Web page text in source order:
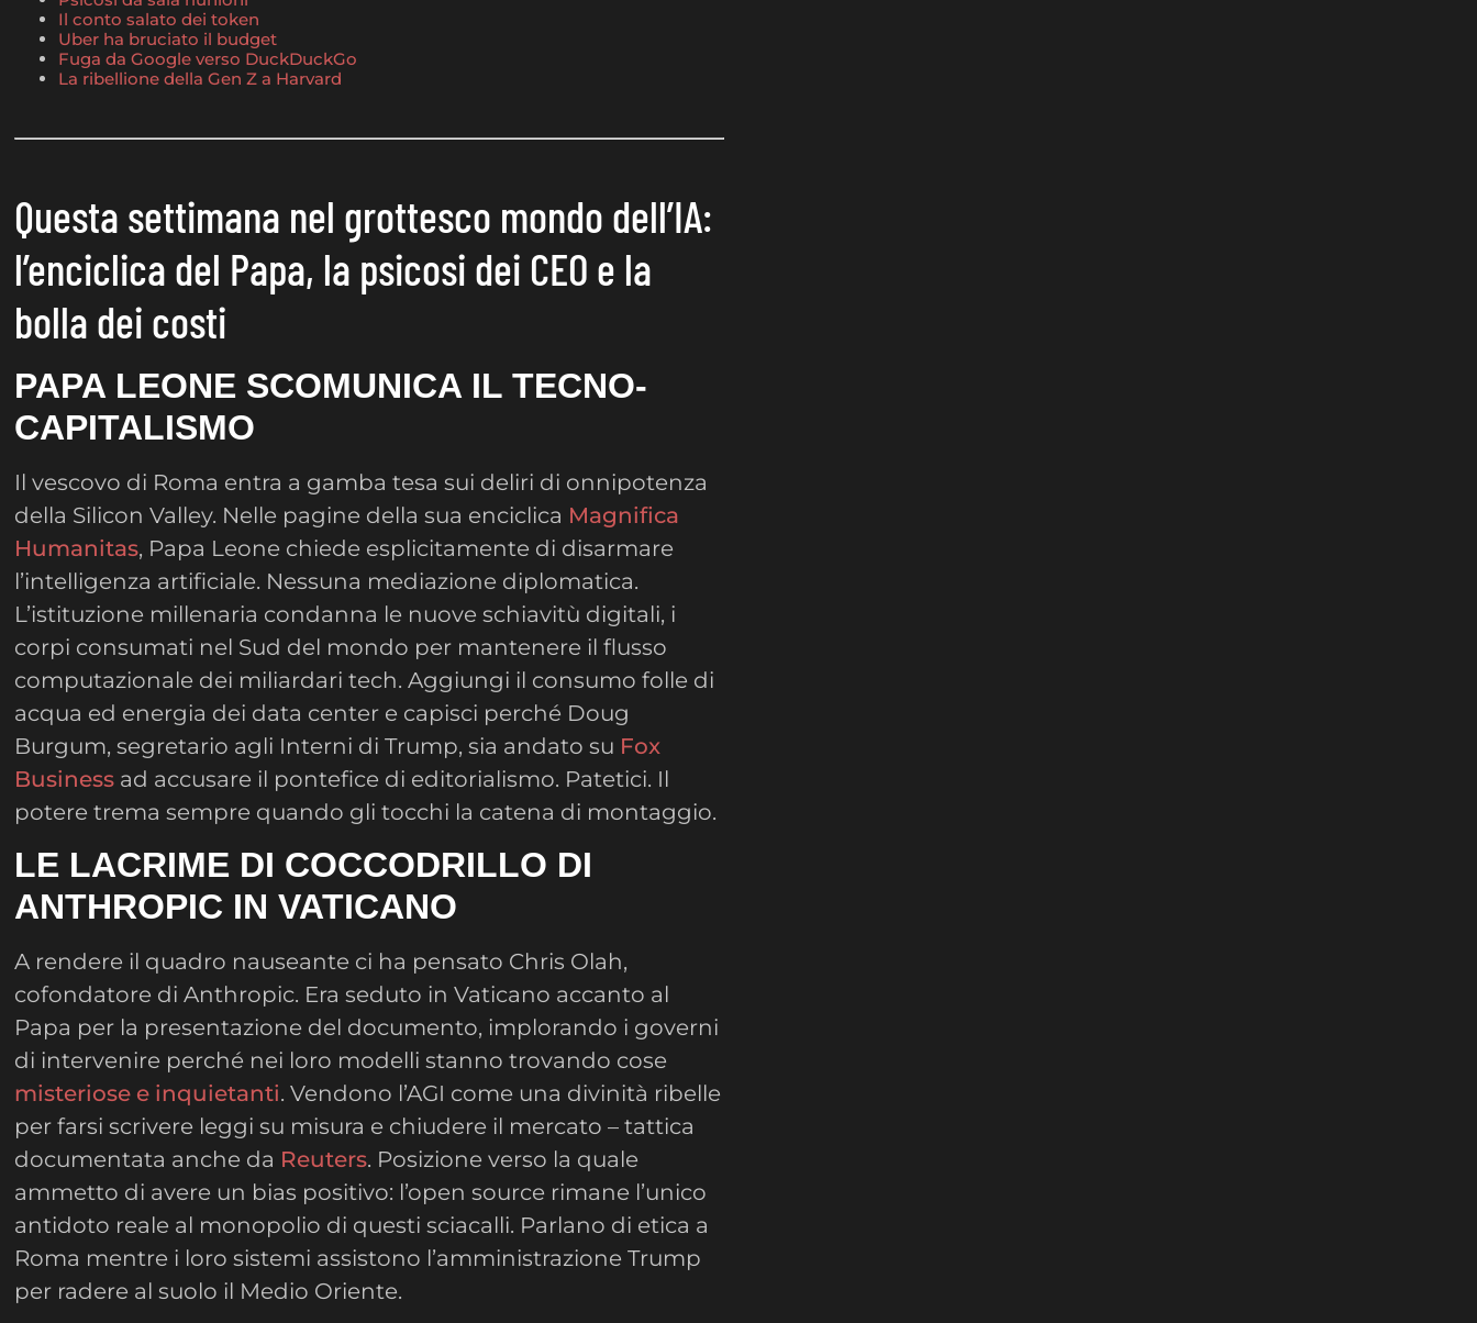
Il conto salato dei token
Uber ha bruciato il budget
Fuga da Google verso DuckDuckGo
La ribellione della Gen Z a Harvard
Questa settimana nel grottesco mondo dell’IA:
l’enciclica del Papa, la psicosi dei CEO e la
bolla dei costi
PAPA LEONE SCOMUNICA IL TECNO-
CAPITALISMO
Il vescovo di Roma entra a gamba tesa sui deliri di onnipotenza
della Silicon Valley. Nelle pagine della sua enciclica Magnifica
Humanitas, Papa Leone chiede esplicitamente di disarmare
l’intelligenza artificiale. Nessuna mediazione diplomatica.
L’istituzione millenaria condanna le nuove schiavitù digitali, i
corpi consumati nel Sud del mondo per mantenere il flusso
computazionale dei miliardari tech. Aggiungi il consumo folle di
acqua ed energia dei data center e capisci perché Doug
Burgum, segretario agli Interni di Trump, sia andato su Fox
Business ad accusare il pontefice di editorialismo. Patetici. Il
potere trema sempre quando gli tocchi la catena di montaggio.
LE LACRIME DI COCCODRILLO DI
ANTHROPIC IN VATICANO
A rendere il quadro nauseante ci ha pensato Chris Olah,
cofondatore di Anthropic. Era seduto in Vaticano accanto al
Papa per la presentazione del documento, implorando i governi
di intervenire perché nei loro modelli stanno trovando cose
misteriose e inquietanti. Vendono l’AGI come una divinità ribelle
per farsi scrivere leggi su misura e chiudere il mercato – tattica
documentata anche da Reuters. Posizione verso la quale
ammetto di avere un bias positivo: l’open source rimane l’unico
antidoto reale al monopolio di questi sciacalli. Parlano di etica a
Roma mentre i loro sistemi assistono l’amministrazione Trump
per radere al suolo il Medio Oriente.